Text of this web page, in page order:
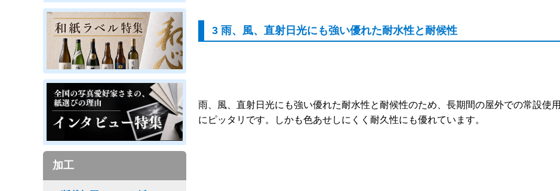
加工
3 雨、風、直射日光にも強い優れた耐水性と耐候性
雨、風、直射日光にも強い優れた耐水性と耐候性のため、長期間の屋外での常設使用
にピッタリです。しかも色あせしにくく耐久性にも優れています。